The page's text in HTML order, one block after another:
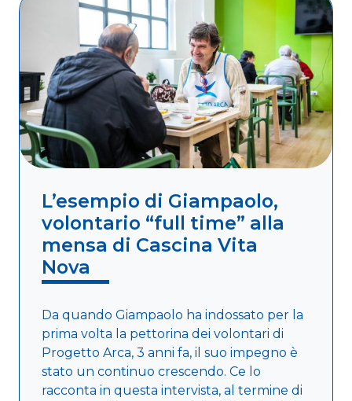
L’esempio di Giampaolo,
volontario “full time” alla
mensa di Cascina Vita
Nova
Da quando Giampaolo ha indossato per la
prima volta la pettorina dei volontari di
Progetto Arca, 3 anni fa, il suo impegno è
stato un continuo crescendo. Ce lo
racconta in questa intervista, al termine di